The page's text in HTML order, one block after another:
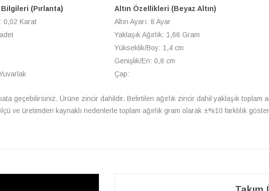
(Pırlanta)
0,02 Karat
Altın Özellikleri (Beyaz Altın)
Altın Ayarı: 8 Ayar
Yaklaşık Ağırlık: 1,66 Gram
Yükseklik/Boy: 1,4 cm
Genişlik/En: 0,8 cm
Çap:
geçebilirsiniz. Ürüne zincir dahildir. Belirtilen ağırlık zincir dahil yaklaşık toplam
ve üretimden kaynaklı nedenlerle toplam ağırlık gram olarak ±%10 farklılık